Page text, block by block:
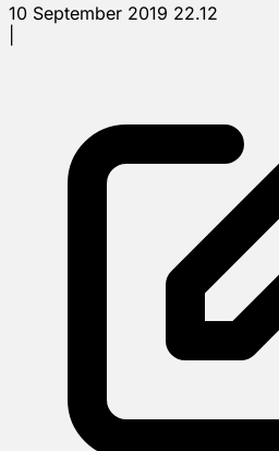
10 September 2019 22.12